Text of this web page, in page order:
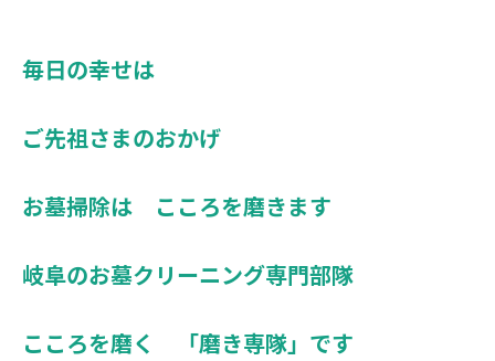
毎日の幸せは
ご先祖さまのおかげ
お墓掃除は こころを磨きます
岐阜のお墓クリーニング専門部隊
こころを磨く 「磨き専隊」です